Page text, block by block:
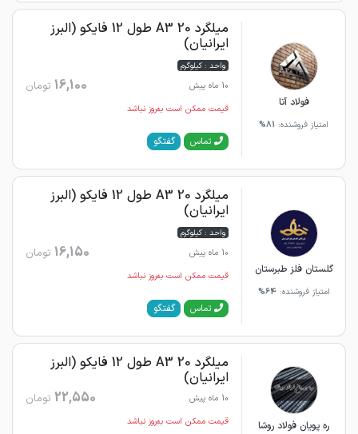
فولاد آتا
امتیاز فروشنده: 81%
میلگرد 20 A3 طول 12 فایکو (البرز
ایرانیان)
واحد : کیلوگرم
10 ماه پیش
16,100 تومان
قیمت ممکن است به‌روز نباشد
تماس گفتگو
گلستان فلز طبرستان
امتیاز فروشنده:64%
میلگرد 20 A3 طول 12 فایکو (البرز
ایرانیان)
واحد : کیلوگرم
10 ماه پیش
16,150 تومان
قیمت ممکن است به‌روز نباشد
تماس گفتگو
ره پویان فولاد روشا
میلگرد 20 A3 طول 12 فایکو (البرز
ایرانیان)
10 ماه پیش 22,550 تومان
قیمت ممکن است به‌روز نباشد